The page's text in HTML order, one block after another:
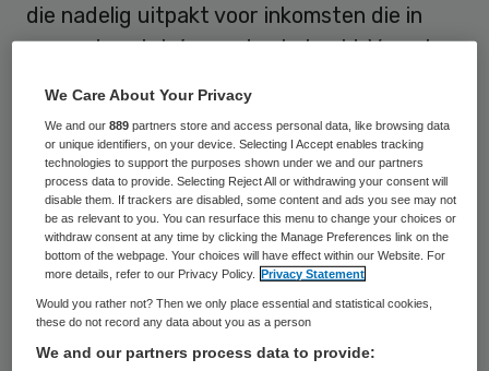
die nadelig uitpakt voor inkomsten die in
vreemde valuta’s worden behaald. Vooral
dan analisten gemiddeld hadden voorzien.
Dat maakte het elektronicaconcern
maandag bekend.
Volgens topman Frans van Houten werd
Philips in het tweede kwartaal nog altijd
geplaagd door zwakke
marktomstandigheden. Daarnaast leed de
We Care About Your Privacy
We and our889 partners store and access personal data, like browsing data
or unique identifiers, on your device. Selecting I Accept enables tracking
technologies to support the purposes shown under we and our partners
process data to provide. Selecting Reject All or withdrawing your consent will
disable them. If trackers are disabled, some content and ads you see may not
be as relevant to you. You can resurface this menu to change your choices or
withdraw consent at any time by clicking the Manage Preferences link on the
bottom of the webpage. Your choices will have effect within our Website. For
more details, refer to our Privacy Policy.
Privacy Statement
Would you rather not? Then we only place essential and statistical cookies,
these do not record any data about you as a person
We and our partners process data to provide: